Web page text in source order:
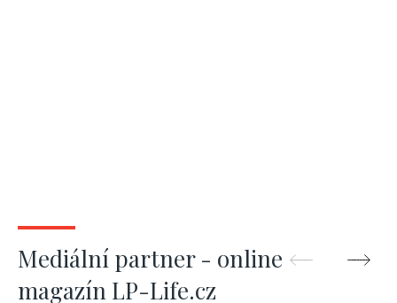
Mediální partner - online
magazín LP-Life.cz